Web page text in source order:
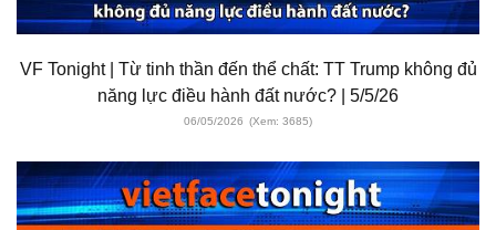
VF Tonight | Từ tinh thần đến thể chất: TT Trump không đủ
năng lực điều hành đất nước? | 5/5/26
06/05/2026 (Xem: 3685)